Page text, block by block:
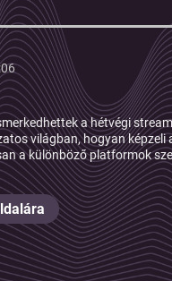
a hétvégi
világban, hogyan
a különböző platformok